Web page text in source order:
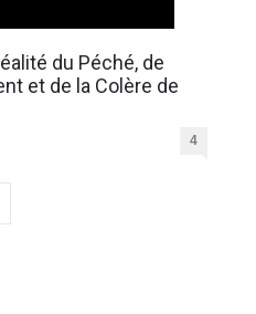
du Péché, de
et de la Colère de
4